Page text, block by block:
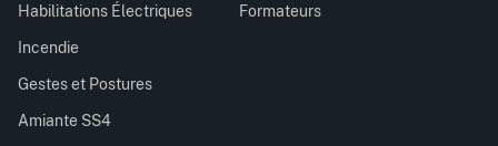
Habilitations Électriques
Incendie
Gestes et Postures
Amiante SS4
Formateurs